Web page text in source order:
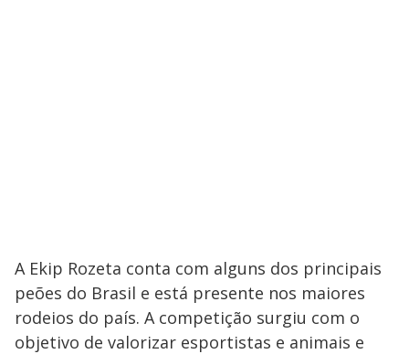
A Ekip Rozeta conta com alguns dos principais
peões do Brasil e está presente nos maiores
rodeios do país. A competição surgiu com o
objetivo de valorizar esportistas e animais e